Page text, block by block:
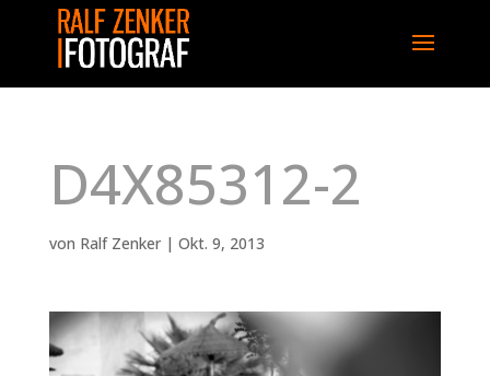
D4X85312-2
von Ralf Zenker| Okt. 9, 2013